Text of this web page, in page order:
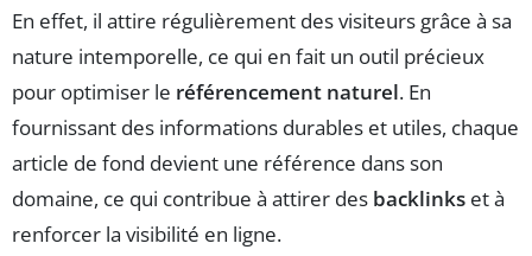
En effet, il attire régulièrement des visiteurs grâce à sa
nature intemporelle, ce qui en fait un outil précieux
pour optimiser le référencement naturel. En
fournissant des informations durables et utiles, chaque
article de fond devient une référence dans son
domaine, ce qui contribue à attirer des backlinks et à
renforcer la visibilité en ligne.